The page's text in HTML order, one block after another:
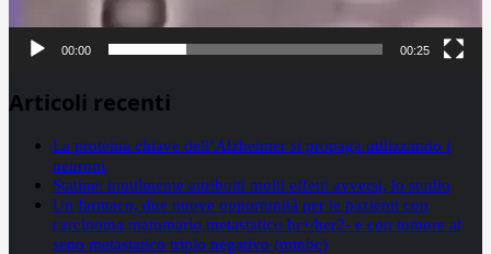
00:00 00:25
Articoli recenti
La proteina chiave dell’Alzheimer si propaga utilizzando i
neuroni
Statine: inutilmente attribuiti molti effetti avversi, lo studio
Un farmaco, due nuove opportunità per le pazienti con
carcinoma mammario metastatico hr+/her2- e con tumore al
seno metastatico triplo negativo (mtnbc)